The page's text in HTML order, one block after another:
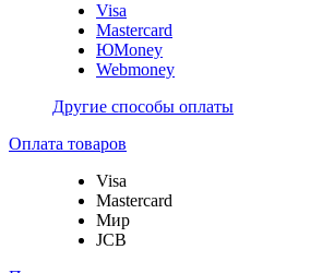
Visa
Mastercard
ЮMoney
Webmoney
Другие способы оплаты
Оплата товаров
Visa
Mastercard
Мир
JCB